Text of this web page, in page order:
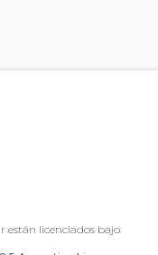
están licenciados bajo